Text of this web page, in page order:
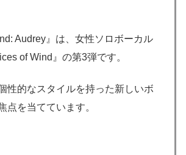
Audrey』は、女性ソロボーカル
of Wind』の第3弾です。
性的なスタイルを持った新しいボ
点を当てています。